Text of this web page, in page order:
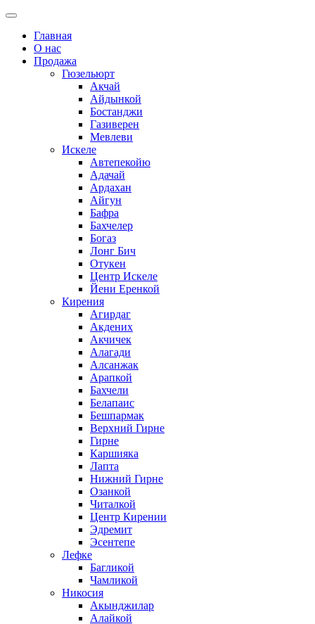
Главная
О нас
Продажа
Гюзельюрт
Акчай
Айдынкой
Бостанджи
Газиверен
Мевлеви
Искеле
Автепекойю
Адачай
Ардахан
Айгун
Бафра
Бахчелер
Богаз
Лонг Бич
Отукен
Центр Искеле
Йени Еренкой
Кирения
Агирдаг
Акдених
Акчичек
Алагади
Алсанжак
Арапкой
Бахчели
Белапаис
Бешпармак
Верхний Гирне
Гирне
Каршияка
Лапта
Нижний Гирне
Озанкой
Читалкой
Центр Кирении
Эдремит
Эсентепе
Лефке
Багликой
Чамликой
Никосия
Акынджилар
Алайкой